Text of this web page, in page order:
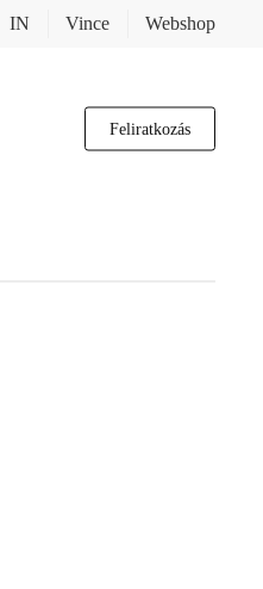
IN Vince Webshop
Feliratkozás